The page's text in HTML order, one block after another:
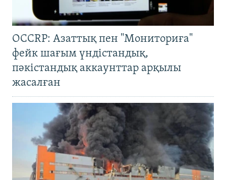
OCCRP: Азаттық пен "Мониториға"
фейк шағым үндістандық,
пәкістандық аккаунттар арқылы
жасалған